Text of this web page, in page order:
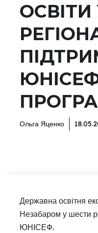
Ольга Яценко
Державна освітня
Незабаром у шести
ЮНІСЕФ.